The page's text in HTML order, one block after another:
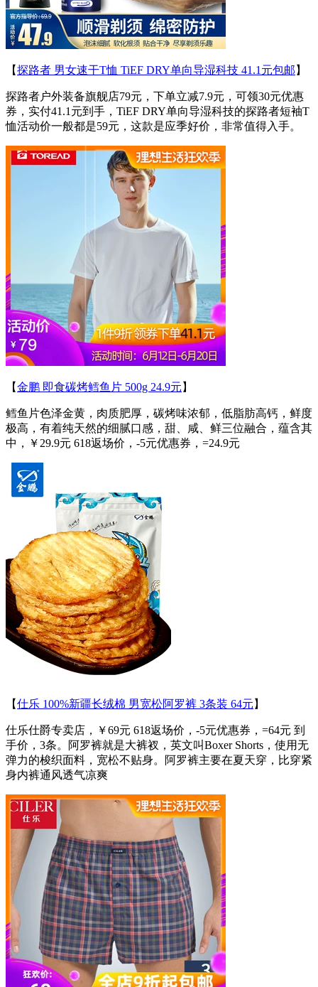
【探路者 男女速干T恤 TiEF DRY单向导湿科技 41.1元包邮 】
探路者户外装备旗舰店79元，下单立减7.9元，可领30元优惠
券，实付41.1元到手，TiEF DRY单向导湿科技的探路者短袖T
恤活动价一般都是59元，这款是应季好价，非常值得入手。
【金鹏 即食碳烤鳕鱼片 500g 24.9元 】
鳕鱼片色泽金黄，肉质肥厚，碳烤味浓郁，低脂肪高钙，鲜度
极高，有着纯天然的细腻口感，甜、咸、鲜三位融合，蕴含其
中，￥29.9元 618返场价，-5元优惠券，=24.9元
【仕乐 100%新疆长绒棉 男宽松阿罗裤 3条装 64元 】
仕乐仕爵专卖店，￥69元 618返场价，-5元优惠券，=64元 到
手价，3条。阿罗裤就是大裤衩，英文叫Boxer Shorts，使用无
弹力的梭织面料，宽松不贴身。阿罗裤主要在夏天穿，比穿紧
身内裤通风透气凉爽